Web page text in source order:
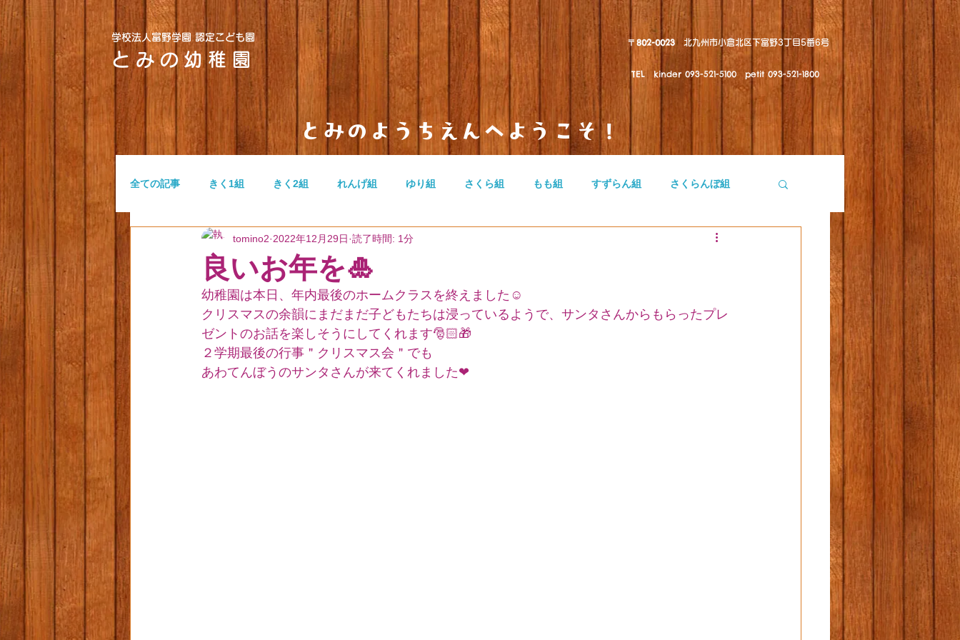
学校法人富野学園 認定こども園
とみの幼稚園
〒802-0023 北九州市小倉北区下富野3丁目5番6号
TEL kinder 093-521-5100 petit 093-521-1800
とみのようちえんへようこそ！
全ての記事 きく1組 きく2組 れんげ組 ゆり組 さくら組 もも組 すずらん組 さくらんぼ組
ふたば組 無題のカテゴリー 無題のカテゴリー
良いお年を🎍
tomino2 2022年12月29日 読了時間: 1分
幼稚園は本日、年内最後のホームクラスを終えました☺️
クリスマスの余韻にまだまだ子どもたちは浸っているようで、サンタさんからもらったプレ
ゼントのお話を楽しそうにしてくれます🎅🏻🎁
２学期最後の行事＂クリスマス会＂でも
あわてんぼうのサンタさんが来てくれました❤︎